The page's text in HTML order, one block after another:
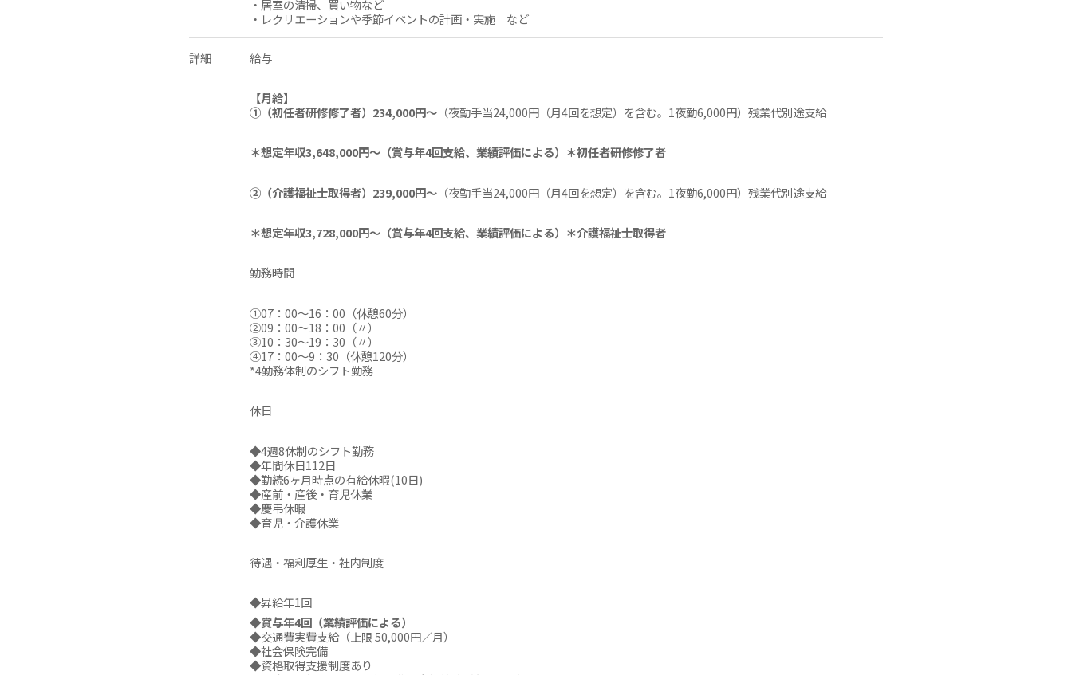
・居室の清掃、買い物など
・レクリエーションや季節イベントの計画・実施 など
詳細 給与
【月給】
①（初任者研修修了者）234,000円～ （夜勤手当24,000円（月4回を想定）を含む。1夜勤6,000円）残業代別途支給
＊想定年収3,648,000円～（賞与年4回支給、業績評価による）＊初任者研修修了者
②（介護福祉士取得者）239,000円～ （夜勤手当24,000円（月4回を想定）を含む。1夜勤6,000円）残業代別途支給
＊想定年収3,728,000円～（賞与年4回支給、業績評価による）＊介護福祉士取得者
勤務時間
①07：00～16：00（休憩60分）
②09：00～18：00（〃）
③10：30～19：30（〃）
④17：00～9：30（休憩120分）
*4勤務体制のシフト勤務
休日
◆4週8休制のシフト勤務
◆年間休日112日
◆勤続6ヶ月時点の有給休暇(10日)
◆産前・産後・育児休業
◆慶弔休暇
◆育児・介護休業
待遇・福利厚生・社内制度
◆昇給年1回
◆賞与年4回（業績評価による）
◆交通費実費支給（上限 50,000円／月）
◆社会保険完備
◆資格取得支援制度あり